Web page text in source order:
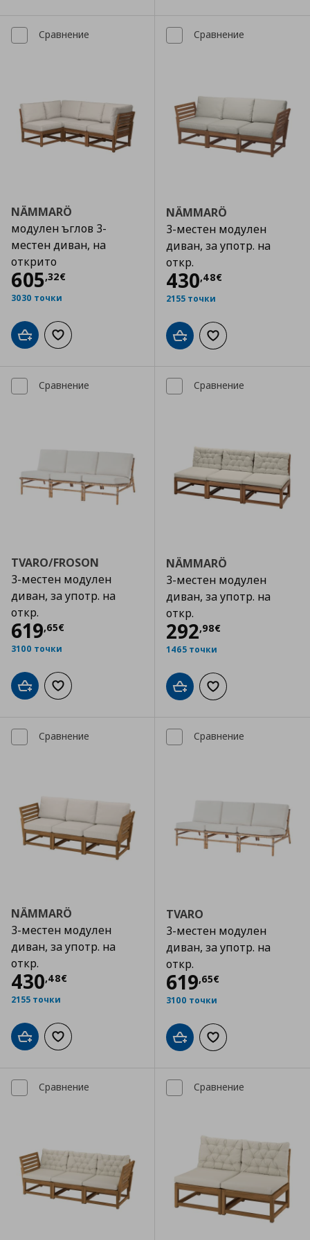
Сравнение
NÄMMARÖ
модулен ъглов 3-
местен диван, на
открито
605,32€
Цена
3030 точки
Добави в кошницата
Добави към списъка с любими
Сравнение
NÄMMARÖ
3-местен модулен
диван, за употр. на
откр.
430,48€
Цена430,48 €
2155 точки
Добави в кошницата
Добави към
Сравнение
TVARO/FROSON
3-местен модулен
диван, за употр. на
откр.
619,65€
Цена
3100 точки
Добави в кошницата
Добави към списъка с любими
Сравнение
NÄMMARÖ
3-местен модулен
диван, за употр. на
откр.
292,98€
Цена
1465 точки
Добави в кошницата
Добави към
Сравнение
NÄMMARÖ
3-местен модулен
диван, за употр. на
откр.
430,48€
Цена430,48 €
2155 точки
Добави в кошницата
Добави към списъка с любими
Сравнение
TVARO
3-местен модулен
диван, за употр. на
откр.
619,65€
Цена
3100 точки
Добави в кошницата
Добави към
Сравнение Сравнение